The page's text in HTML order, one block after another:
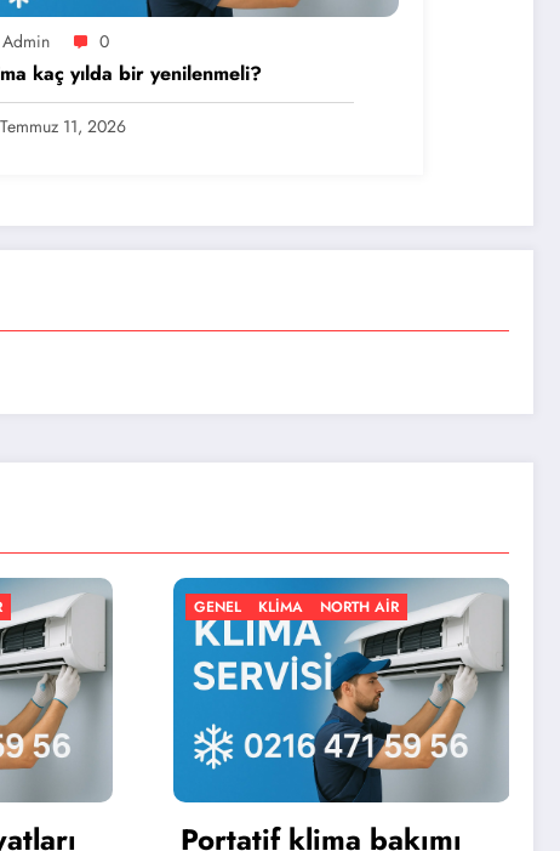
Admin 0
kaç yılda bir yenilenmeli?
Temmuz 11, 2026
KLIMA NORTH AIR
klima bakımı
GENEL KLIMA NORTH